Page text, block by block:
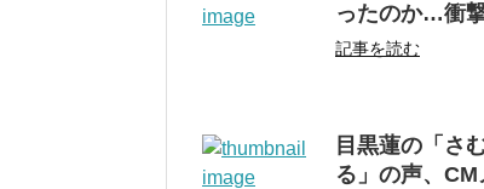
ったのか…衝
記事を読む
目黒蓮の「さ
る」の声、